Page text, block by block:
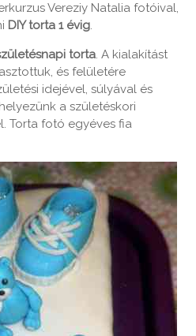
Vereziy Natalia fotóival,
DIY torta 1 évig.
torta. A kialakítást
és felületére
idejével, súlyával és
a születéskori
Torta fotó egyéves fia